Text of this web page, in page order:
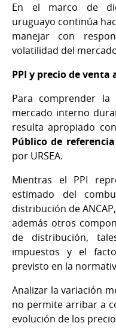
En el marco de
uruguayo continúa
manejar con
volatilidad del
PPI y precio de venta
Para comprender
mercado interno
resulta apropiado
Público de referencia
por URSEA.
Mientras el PPI
estimado del
distribución de
además otros
de distribución,
impuestos y el
previsto en la
Analizar la variación
no permite arribar a
evolución de los